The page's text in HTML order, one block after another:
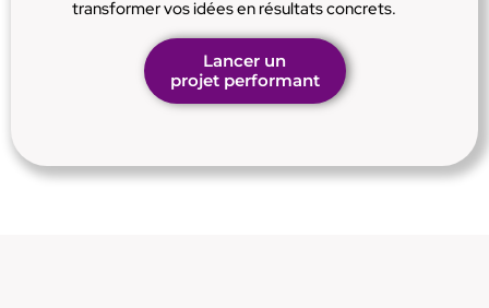
transformer vos idées en résultats concrets.
Lancer un
projet performant